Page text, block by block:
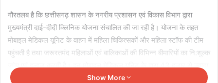
गौरतलब है कि छत्तीसगढ़ शासन के नगरीय प्रशासन एवं विकास विभाग द्वारा
मुख्यमंत्री दाई-दीदी क्लिनिक योजना संचालित की जा रही है। योजना के तहत
मोबाइल मेडिकल यूनिट के वाहन में महिला चिकित्सकों और महिला स्टॉफ की टीम
पहुंचती है तथा जरूरतमंद महिलाओं एवं बालिकाओं की विभिन्न बीमारियों का नि:शुल्क
महिलाओं का लैब टेस्ट किया गया तथा एक लाख 88 हजार 762 महिलाओं को
Show More